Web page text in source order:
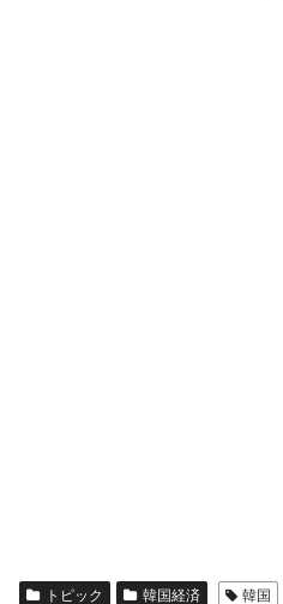
トピック 韓国経済 韓国